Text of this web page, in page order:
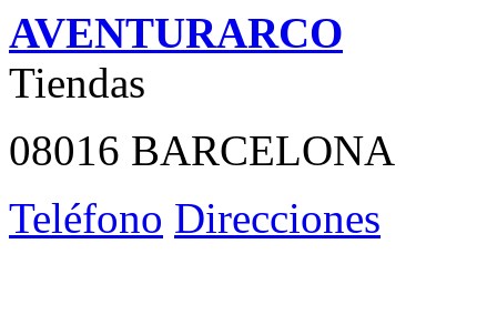
AVENTURARCO
Tiendas
08016 BARCELONA
Teléfono Direcciones